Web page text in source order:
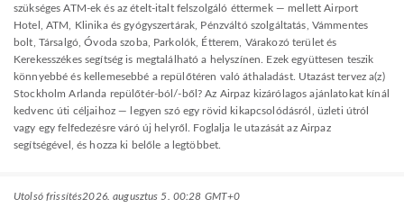
szükséges ATM-ek és az ételt-italt felszolgáló éttermek — mellett Airport
Hotel, ATM, Klinika és gyógyszertárak, Pénzváltó szolgáltatás, Vámmentes
bolt, Társalgó, Óvoda szoba, Parkolók, Étterem, Várakozó terület és
Kerekesszékes segítség is megtalálható a helyszínen. Ezek együttesen teszik
könnyebbé és kellemesebbé a repülőtéren való áthaladást. Utazást tervez a(z)
Stockholm Arlanda repülőtér-ból/-ből? Az Airpaz kizárólagos ajánlatokat kínál
kedvenc úti céljaihoz — legyen szó egy rövid kikapcsolódásról, üzleti útról
vagy egy felfedezésre váró új helyről. Foglalja le utazását az Airpaz
segítségével, és hozza ki belőle a legtöbbet.
Utolsó frissítés2026. augusztus 5. 00:28 GMT+0